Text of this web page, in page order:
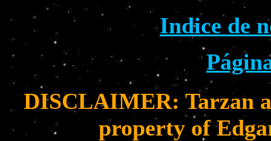
Indice de
DISCLAIMER: Tarzan
property of